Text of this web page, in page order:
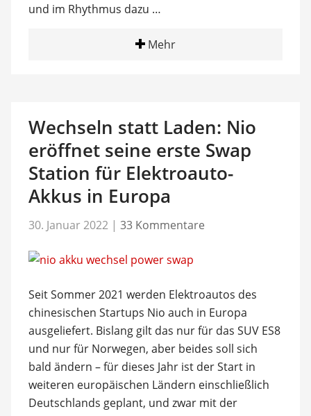
und im Rhythmus dazu …
Mehr
Wechseln statt Laden: Nio
eröffnet seine erste Swap
Station für Elektroauto-
Akkus in Europa
30. Januar 2022 | 33 Kommentare
Seit Sommer 2021 werden Elektroautos des
chinesischen Startups Nio auch in Europa
ausgeliefert. Bislang gilt das nur für das SUV ES8
und nur für Norwegen, aber beides soll sich
bald ändern – für dieses Jahr ist der Start in
weiteren europäischen Ländern einschließlich
Deutschlands geplant, und zwar mit der